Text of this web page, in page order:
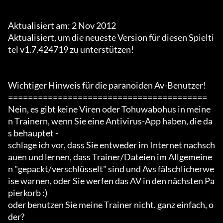
Aktualisiert am: 2 Nov 2012
Aktualisiert, um die neueste Version für diesen Spielti
tel v1.7.424719 zu unterstützen!
Wichtiger Hinweis für die paranoiden Av-Benutzer!
========================================
Nein, es gibt keine Viren oder Tohuwabohus in meine
n Trainern, wenn Sie eine Antivirus-App haben, die da
s behauptet -
schlage ich vor, dass Sie entweder im Internet nachsch
auen und lernen, dass Trainer/Dateien im Allgemeine
n "gepackt/verschlüsselt" sind und Avs fälschlicherwe
ise warnen, oder Sie werfen das AV in den nächsten Pa
pierkorb :)
oder benutzen Sie meine Trainer nicht. ganz einfach, o
der?